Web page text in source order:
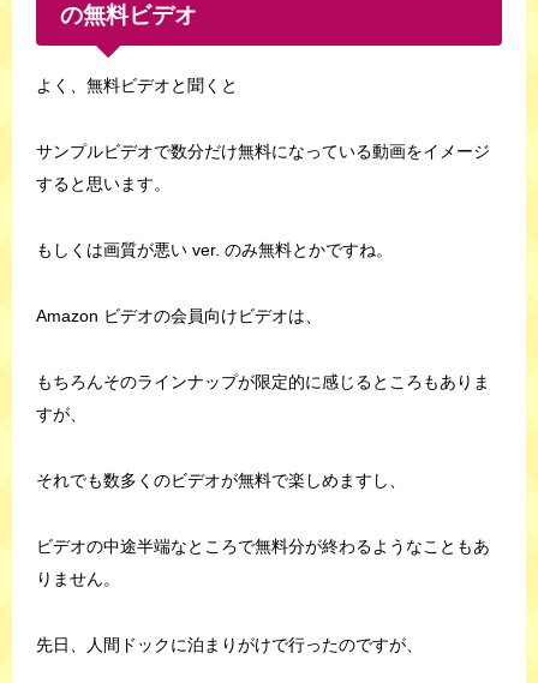
の無料ビデオ
よく、無料ビデオと聞くと
サンプルビデオで数分だけ無料になっている動画をイメージ
すると思います。
もしくは画質が悪い ver. のみ無料とかですね。
Amazon ビデオの会員向けビデオは、
もちろんそのラインナップが限定的に感じるところもありま
すが、
それでも数多くのビデオが無料で楽しめますし、
ビデオの中途半端なところで無料分が終わるようなこともあ
りません。
先日、人間ドックに泊まりがけで行ったのですが、